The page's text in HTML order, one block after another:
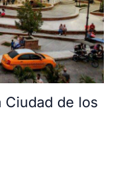
Ciudad de los